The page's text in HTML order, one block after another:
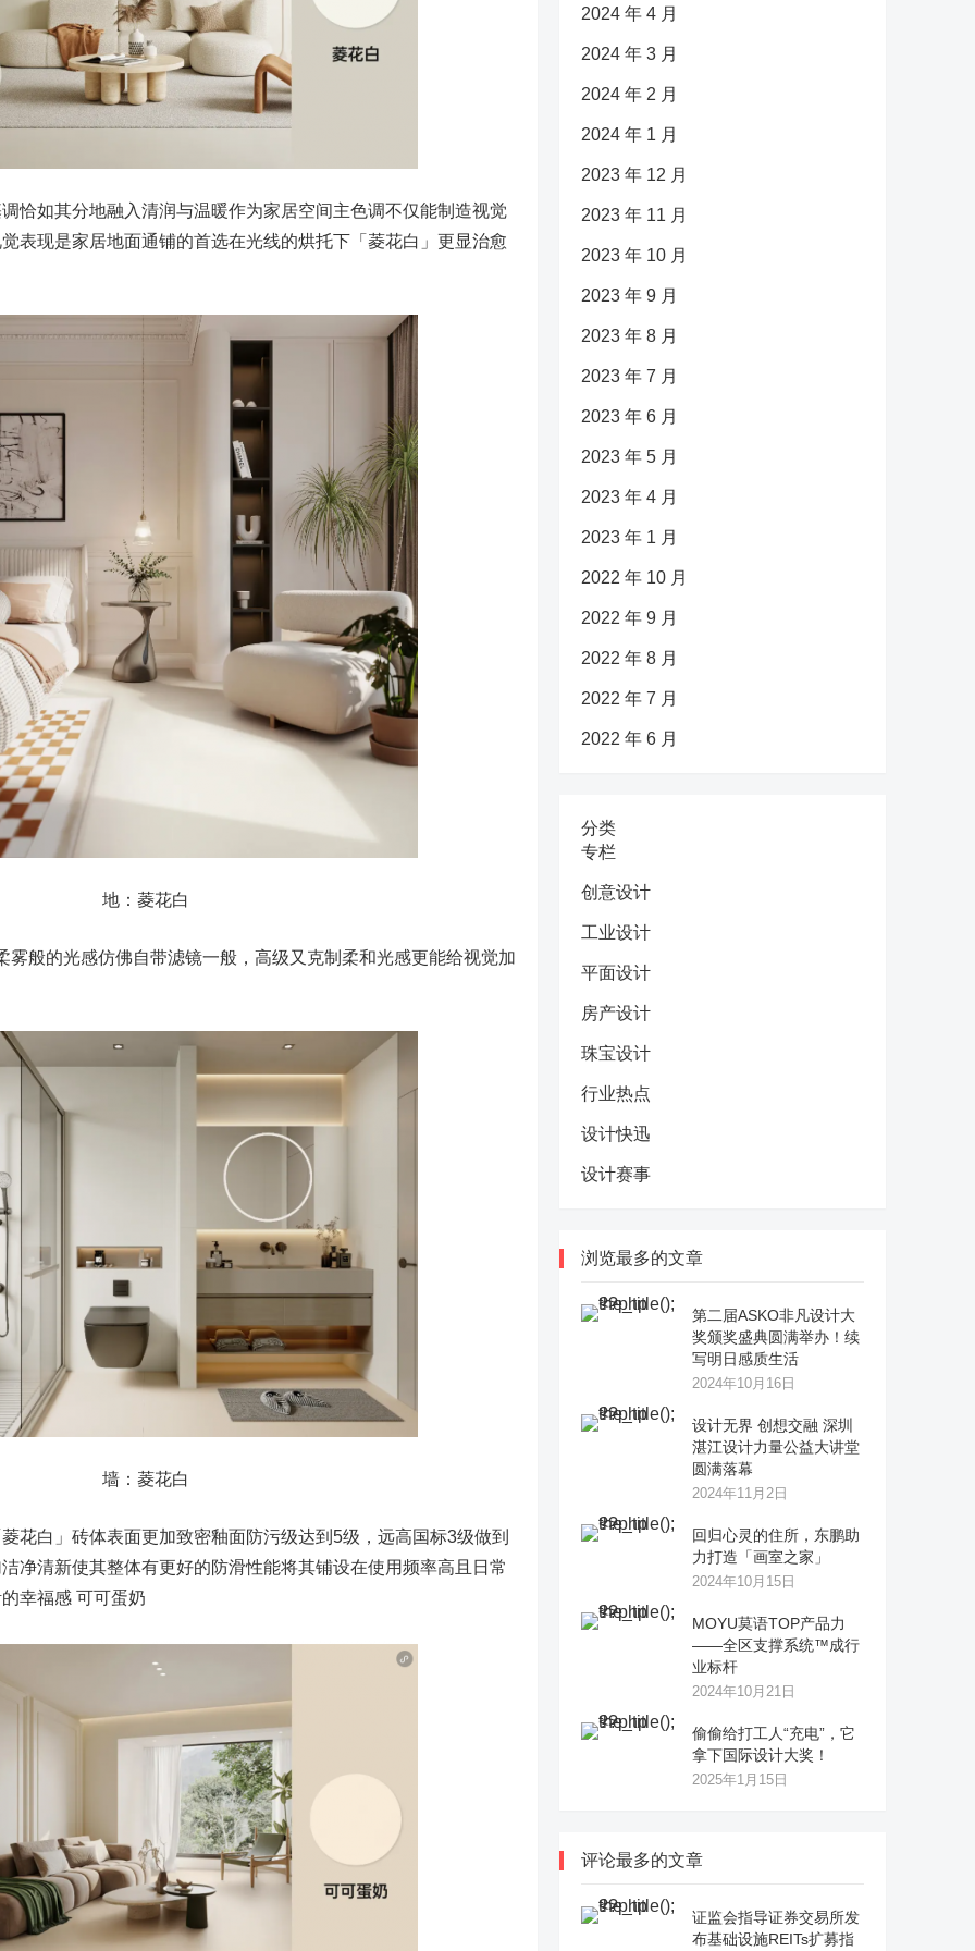
恰如其分地融入清润与温暖作为家居空间主色调不仅能制造视觉
表现是家居地面通铺的首选在光线的烘托下「菱花白」更显治愈
地：菱花白
雾般的光感仿佛自带滤镜一般，高级又克制柔和光感更能给视觉加
墙：菱花白
花白」砖体表面更加致密釉面防污级达到5级，远高国标3级做到
净清新使其整体有更好的防滑性能将其铺设在使用频率高且日常
幸福感 可可蛋奶
2024 年 4 月
2024 年 3 月
2024 年 2 月
2024 年 1 月
2023 年 12 月
2023 年 11 月
2023 年 10 月
2023 年 9 月
2023 年 8 月
2023 年 7 月
2023 年 6 月
2023 年 5 月
2023 年 4 月
2023 年 1 月
2022 年 10 月
2022 年 9 月
2022 年 8 月
2022 年 7 月
2022 年 6 月
分类
专栏
创意设计
工业设计
平面设计
房产设计
珠宝设计
行业热点
设计快迅
设计赛事
浏览最多的文章
第二届ASKO非凡设计大
奖颁奖盛典圆满举办！续
写明日感质生活
2024年10月16日
设计无界 创想交融 深圳
湛江设计力量公益大讲堂
圆满落幕
2024年11月2日
回归心灵的住所，东鹏助
力打造「画室之家」
2024年10月15日
MOYU莫语TOP产品力
——全区支撑系统™成行
业标杆
2024年10月21日
偷偷给打工人“充电”，它
拿下国际设计大奖！
2025年1月15日
评论最多的文章
证监会指导证券交易所发
布基础设施REITs扩募指